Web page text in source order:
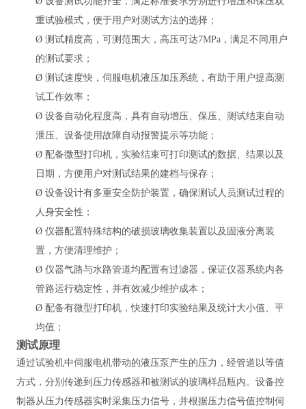
重试验模式，便于用户对测试方法的选择；
Ø 测试精度高，可测范围大，高压可达7MPa，满足不同用户
的测试要求；
Ø 测试速度快，伺服电机液压加压系统，有助于用户提高测
试工作效率；
Ø 设备自动化程度高，具有自动增压、保压、测试结束自动
泄压、设备使用故障自动报警提示等功能；
Ø 配备微型打印机，实验结束可打印测试的数据、结果以及
日期，方便用户对测试结果的建档与保存；
Ø 设备设计有多重安全防护装置，确保测试人员测试过程的
人身安全性；
Ø 仪器配置特殊结构的破损玻璃收集装置以及固液分离装
置，方便清理维护；
Ø 仪器气路与水路管道均配置有过滤器，保证仪器系统内各
管路运行稳定性，并有效减少维护成本；
Ø 配备有微型打印机，快速打印实验结果及统计大小值、平
均值；
测试原理
通过试验机中伺服电机带动的液压泵产生的压力，经管道以等值
方式，分别传递到压力传感器和被测试的玻璃样品瓶内。设备控
制器从压力传感器实时采集压力信号，并根据压力信号值控制伺